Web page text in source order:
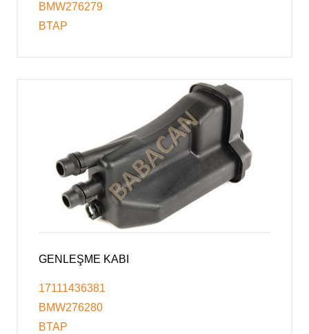
BMW276279
BTAP
GENLEŞME KABI
17111436381
BMW276280
BTAP